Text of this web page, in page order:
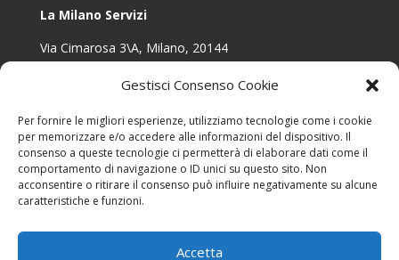
Gestisci Consenso Cookie
Per fornire le migliori esperienze, utilizziamo tecnologie come i cookie
per memorizzare e/o accedere alle informazioni del dispositivo. Il
consenso a queste tecnologie ci permetterà di elaborare dati come il
comportamento di navigazione o ID unici su questo sito. Non
acconsentire o ritirare il consenso può influire negativamente su alcune
caratteristiche e funzioni.
Accetta
La Milano Servizi
Via Cimarosa 3\A, Milano, 20144
+393479954571
© 2017 EDIL CASA SRLS - P,IVA: 12364570965 – All